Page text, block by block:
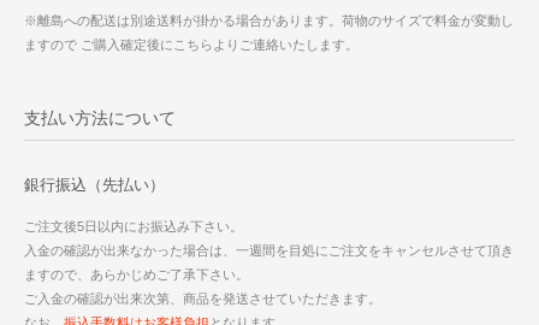
※離島への配送は別途送料が掛かる場合があります。荷物のサイズで料金が変動し
ますので ご購入確定後にこちらよりご連絡いたします。
支払い方法について
銀行振込（先払い）
ご注文後5日以内にお振込み下さい。
入金の確認が出来なかった場合は、一週間を目処にご注文をキャンセルさせて頂き
ますので、あらかじめご了承下さい。
ご入金の確認が出来次第、商品を発送させていただきます。